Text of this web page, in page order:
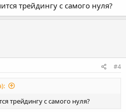
трейдингу с самого нуля?
#4
трейдингу с самого нуля?